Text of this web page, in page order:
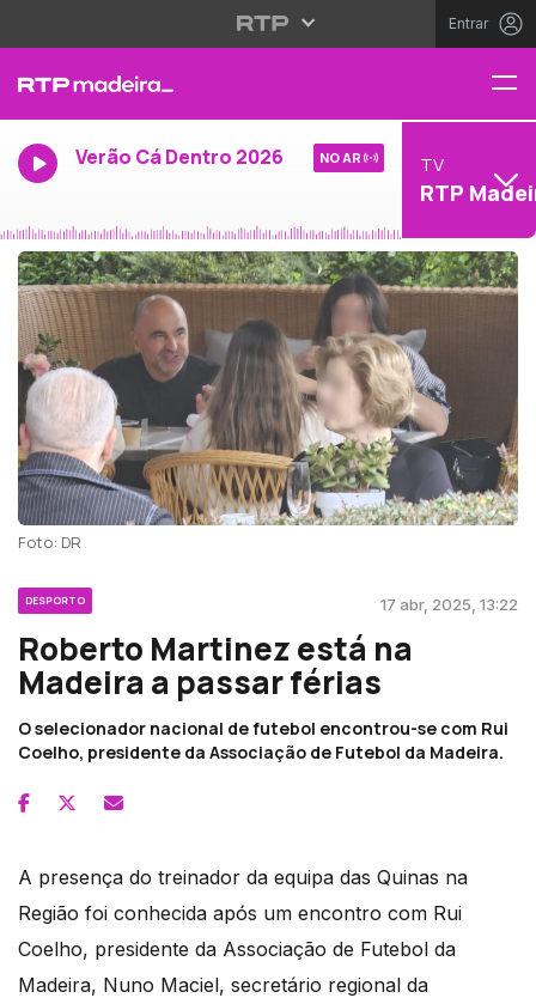
Entrar
Verão Cá Dentro 2026 NO AR TV
RTP
Foto: DR
DESPORTO 17 abr, 2025, 13:22
Roberto Martinez está na
Madeira a passar férias
O selecionador nacional de futebol encontrou-se com Rui
Coelho, presidente da Associação de Futebol da Madeira.
A presença do treinador da equipa das Quinas na
Região foi conhecida após um encontro com Rui
Coelho, presidente da Associação de Futebol da
Madeira, Nuno Maciel, secretário regional da